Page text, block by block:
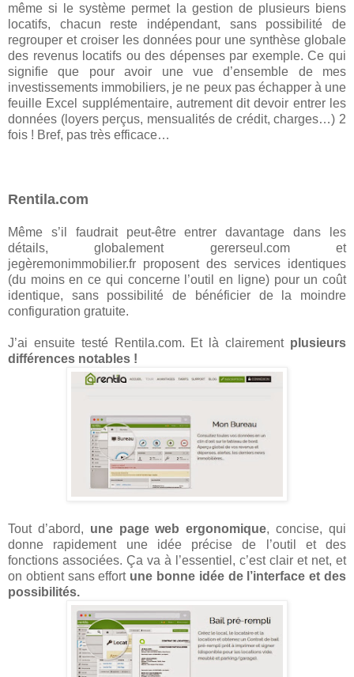
même si le système permet la gestion de plusieurs biens
locatifs, chacun reste indépendant, sans possibilité de
regrouper et croiser les données pour une synthèse globale
des revenus locatifs ou des dépenses par exemple. Ce qui
signifie que pour avoir une vue d’ensemble de mes
investissements immobiliers, je ne peux pas échapper à une
feuille Excel supplémentaire, autrement dit devoir entrer les
données (loyers perçus, mensualités de crédit, charges…) 2
fois ! Bref, pas très efficace…
Rentila.com
Même s’il faudrait peut-être entrer davantage dans les
détails, globalement gererseul.com et
jegèremonimmobilier.fr proposent des services identiques
(du moins en ce qui concerne l’outil en ligne) pour un coût
identique, sans possibilité de bénéficier de la moindre
configuration gratuite.
J’ai ensuite testé Rentila.com. Et là clairement plusieurs
différences notables !
Tout d’abord, une page web ergonomique, concise, qui
donne rapidement une idée précise de l’outil et des
fonctions associées. Ça va à l’essentiel, c’est clair et net, et
on obtient sans effort une bonne idée de l’interface et des
possibilités.